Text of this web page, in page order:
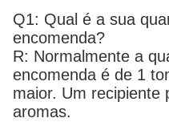
Q1: Qual é a sua
encomenda?
R: Normalmente a
encomenda é de 1
maior. Um recipiente
aromas.